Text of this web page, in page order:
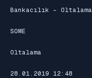
Bankacılık - Oltalama
SOME
Oltalama
28.01.2019 12:48